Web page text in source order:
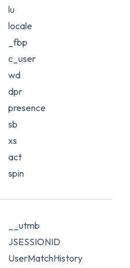
lu
locale
_fbp
c_user
wd
dpr
presence
sb
xs
act
spin
__utmb
JSESSIONID
UserMatchHistory